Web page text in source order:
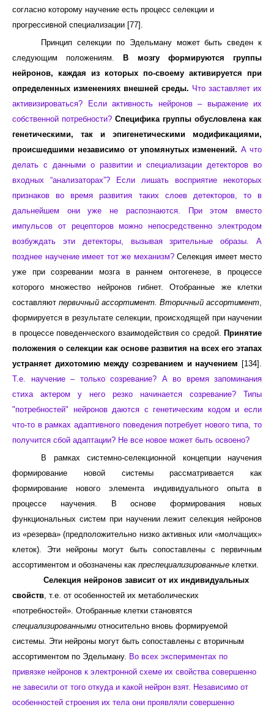
согласно которому научение есть процесс селекции и
прогрессивной специализации [77].
Принцип селекции по Эдельману может быть сведен к
следующим положениям.
В мозгу формируются группы
нейронов, каждая из которых по-своему активируется при
определенных изменениях внешней среды. Что заставляет их
активизироваться? Если активность нейронов – выражение их
собственной потребности? Специфика группы обусловлена как
генетическими, так и эпигенетическими модификациями,
происшедшими независимо от упомянутых изменений. А что
делать с данными о развитии и специализации детекторов во
входных “анализаторах”? Если лишать восприятие некоторых
признаков во время развития таких слоев детекторов, то в
дальнейшем они уже не распознаются. При этом вместо
импульсов от рецепторов можно непосредственно электродом
возбуждать эти детекторы, вызывая зрительные образы. А
позднее научение имеет тот же механизм? Селекция имеет место
уже при созревании мозга в раннем онтогенезе, в процессе
которого множество нейронов гибнет. Отобранные же клетки
составляют первичный ассортимент. Вторичный ассортимент,
формируется в результате селекции, происходящей при научении
в процессе поведенческого взаимодействия со средой. Принятие
положения о селекции как основе развития на всех его этапах
устраняет дихотомию между созреванием и научением [134].
Т.е. научение – только созревание? А во время запоминания
стиха актером у него резко начинается созревание? Типы
"потребностей" нейронов даются с генетическим кодом и если
что-то в рамках адаптивного поведения потребует нового типа, то
получится сбой адаптации? Не все новое может быть освоено?
В рамках системно-селекционной концепции научения
формирование новой системы рассматривается как
формирование нового
элемента индивидуального опыта в
процессе научения. В основе формирования новых
функциональных систем при научении лежит селекция нейронов
из «резерва» (предположительно низко активных или «молчащих»
клеток). Эти нейроны могут быть сопоставлены с первичным
ассортиментом и обозначены как преспециализированные клетки.
Селекция нейронов зависит от их индивидуальных
свойств, т.е. от особенностей их метаболических
«потребностей». Отобранные клетки становятся
специализированными относительно вновь формируемой
системы. Эти нейроны могут быть сопоставлены с вторичным
ассортиментом по Эдельману. Во всех экспериментах по
привязке нейронов к электронной схеме их свойства совершенно
не завесили от того откуда и какой нейрон взят. Независимо от
особенностей строения их тела они проявляли совершенно